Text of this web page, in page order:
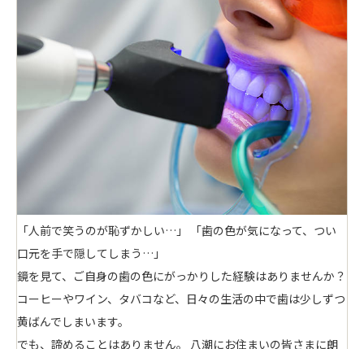
「人前で笑うのが恥ずかしい…」 「歯の色が気になって、つい
口元を手で隠してしまう…」
鏡を見て、ご自身の歯の色にがっかりした経験はありませんか？
コーヒーやワイン、タバコなど、日々の生活の中で歯は少しずつ
黄ばんでしまいます。
でも、諦めることはありません。 八潮にお住まいの皆さまに朗